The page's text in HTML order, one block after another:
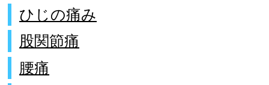
ひじの痛み
股関節痛
腰痛